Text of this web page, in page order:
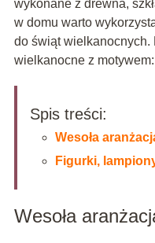
wykonane z drewna,
w domu warto
do świąt wielkanocnych.
wielkanocne z
Spis treści:
Wesoła
Figurki,
Wesoła